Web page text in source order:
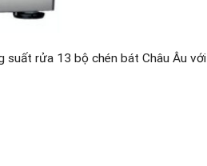
rửa 13 bộ chén bát Châu Âu với